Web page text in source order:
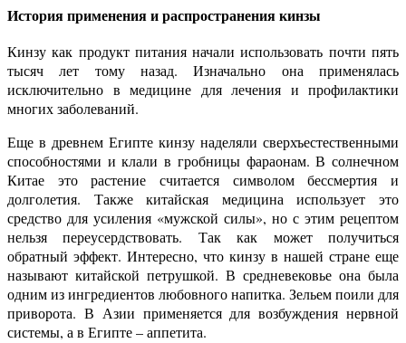
История применения и распространения кинзы
Кинзу как продукт питания начали использовать почти пять
тысяч лет тому назад. Изначально она применялась
исключительно в медицине для лечения и профилактики
многих заболеваний.
Еще в древнем Египте кинзу наделяли сверхъестественными
способностями и клали в гробницы фараонам. В солнечном
Китае это растение считается символом бессмертия и
долголетия. Также китайская медицина использует это
средство для усиления «мужской силы», но с этим рецептом
нельзя переусердствовать. Так как может получиться
обратный эффект. Интересно, что кинзу в нашей стране еще
называют китайской петрушкой. В средневековье она была
одним из ингредиентов любовного напитка. Зельем поили для
приворота. В Азии применяется для возбуждения нервной
системы, а в Египте – аппетита.